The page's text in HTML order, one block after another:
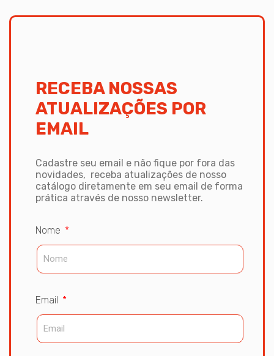
RECEBA NOSSAS
ATUALIZAÇÕES POR
EMAIL
Cadastre seu email e não fique por fora das
novidades, receba atualizações de nosso
catálogo diretamente em seu email de forma
prática através de nosso newsletter.
Nome
Email